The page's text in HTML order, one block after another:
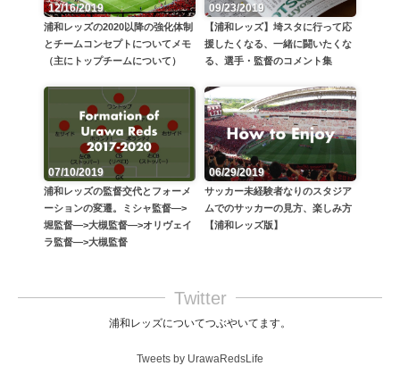
12/16/2019
浦和レッズの2020以降の強化体制
とチームコンセプトについてメモ
（主にトップチームについて）
09/23/2019
【浦和レッズ】埼スタに行って応
援したくなる、一緒に闘いたくな
る、選手・監督のコメント集
07/10/2019
浦和レッズの監督交代とフォーメ
ーションの変遷。ミシャ監督—>
堀監督—>大槻監督—>オリヴェイ
ラ監督—>大槻監督
06/29/2019
サッカー未経験者なりのスタジア
ムでのサッカーの見方、楽しみ方
【浦和レッズ版】
Twitter
浦和レッズについてつぶやいてます。
Tweets by UrawaRedsLife